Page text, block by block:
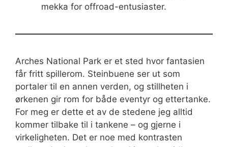
mekka for offroad-entusiaster.
Arches National Park er et sted hvor fantasien
får fritt spillerom. Steinbuene ser ut som
portaler til en annen verden, og stillheten i
ørkenen gir rom for både eventyr og ettertanke.
For meg er dette et av de stedene jeg alltid
kommer tilbake til i tankene – og gjerne i
virkeligheten. Det er noe med kontrasten